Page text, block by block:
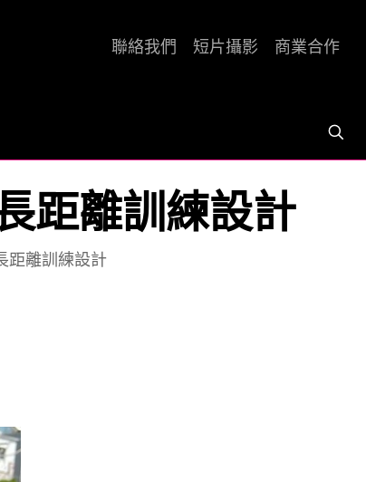
聯絡我們 短片攝影 商業合作
距離訓練設計
距離訓練設計